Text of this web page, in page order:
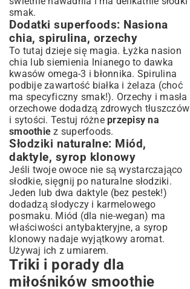
smak.
Dodatki superfoods: Nasiona
chia, spirulina, orzechy
To tutaj dzieje się magia. Łyżka nasion
chia lub siemienia lnianego to dawka
kwasów omega-3 i błonnika. Spirulina
podbije zawartość białka i żelaza (choć
ma specyficzny smak!). Orzechy i masła
orzechowe dodadzą zdrowych tłuszczów
i sytości. Testuj różne przepisy na
smoothie z superfoods.
Słodziki naturalne: Miód,
daktyle, syrop klonowy
Jeśli twoje owoce nie są wystarczająco
słodkie, sięgnij po naturalne słodziki.
Jeden lub dwa daktyle (bez pestek!)
dodadzą słodyczy i karmelowego
posmaku. Miód (dla nie-wegan) ma
właściwości antybakteryjne, a syrop
klonowy nadaje wyjątkowy aromat.
Używaj ich z umiarem.
Triki i porady dla
miłośników smoothie